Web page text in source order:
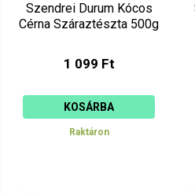
Szendrei Durum Kócos
Cérna Száraztészta 500g
1 099 Ft
KOSÁRBA
Raktáron